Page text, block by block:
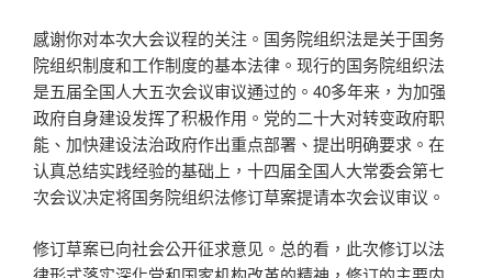
感谢你对本次大会议程的关注。国务院组织法是关于国务
院组织制度和工作制度的基本法律。现行的国务院组织法
是五届全国人大五次会议审议通过的。40多年来，为加强
政府自身建设发挥了积极作用。党的二十大对转变政府职
能、加快建设法治政府作出重点部署、提出明确要求。在
认真总结实践经验的基础上，十四届全国人大常委会第七
次会议决定将国务院组织法修订草案提请本次会议审议。
修订草案已向社会公开征求意见。总的看，此次修订以法